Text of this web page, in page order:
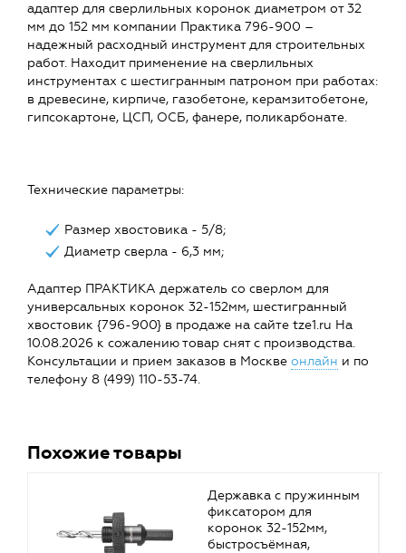
адаптер для сверлильных коронок диаметром от 32
мм до 152 мм компании Практика 796-900 –
надежный расходный инструмент для строительных
работ. Находит применение на сверлильных
инструментах с шестигранным патроном при работах:
в древесине, кирпиче, газобетоне, керамзитобетоне,
гипсокартоне, ЦСП, ОСБ, фанере, поликарбонате.
Технические параметры:
Размер хвостовика - 5/8;
Диаметр сверла - 6,3 мм;
Адаптер ПРАКТИКА держатель со сверлом для
универсальных коронок 32-152мм, шестигранный
хвостовик {796-900} в продаже на сайте tze1.ru На
10.08.2026 к сожалению товар снят с производства.
Консультации и прием заказов в Москве онлайн и по
телефону 8 (499) 110-53-74.
Похожие товары
Державка с пружинным
фиксатором для
коронок 32-152мм,
быстросъёмная,